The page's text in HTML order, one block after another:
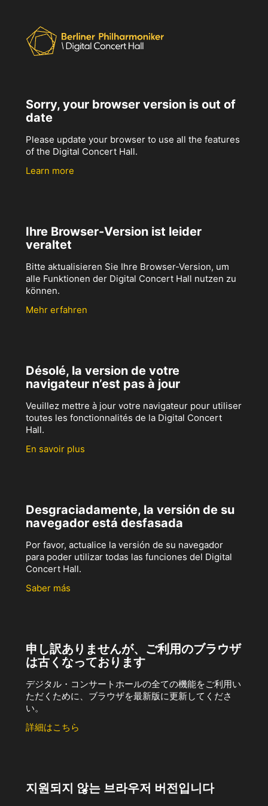
Sorry, your browser version is out of
date
Please update your browser to use all the features
of the Digital Concert Hall.
Learn more
Ihre Browser-Version ist leider
veraltet
Bitte aktualisieren Sie Ihre Browser-Version, um
alle Funktionen der Digital Concert Hall nutzen zu
können.
Mehr erfahren
Désolé, la version de votre
navigateur n’est pas à jour
Veuillez mettre à jour votre navigateur pour utiliser
toutes les fonctionnalités de la Digital Concert
Hall.
En savoir plus
Desgraciadamente, la versión de su
navegador está desfasada
Por favor, actualice la versión de su navegador
para poder utilizar todas las funciones del Digital
Concert Hall.
Saber más
申し訳ありませんが、ご利用のブラウザ
は古くなっております
デジタル・コンサートホールの全ての機能をご利用い
ただくために、ブラウザを最新版に更新してくださ
い。
詳細はこちら
지원되지 않는 브라우저 버전입니다